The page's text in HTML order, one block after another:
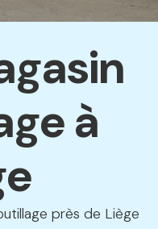
à
près de Liège